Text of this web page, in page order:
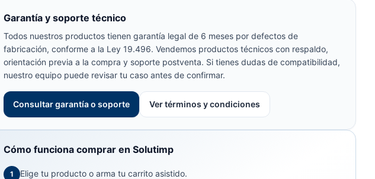
Garantía y soporte técnico
Todos nuestros productos tienen garantía legal de 6 meses por defectos de
fabricación, conforme a la Ley 19.496. Vendemos productos técnicos con respaldo,
orientación previa a la compra y soporte postventa. Si tienes dudas de compatibilidad,
nuestro equipo puede revisar tu caso antes de confirmar.
Consultar garantía o soporte Ver términos y condiciones
Cómo funciona comprar en Solutimp
1 Elige tu producto o arma tu carrito asistido.